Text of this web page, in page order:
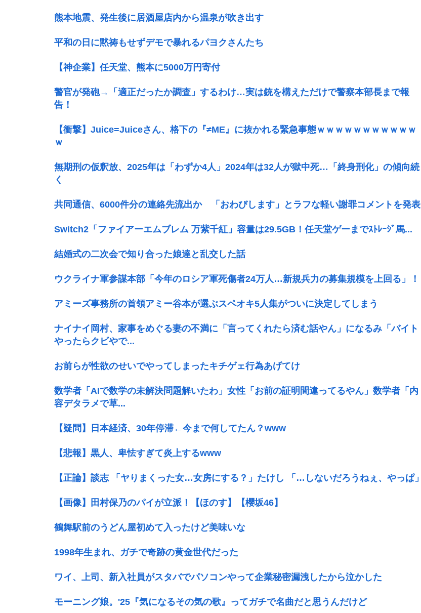
熊本地震、発生後に居酒屋店内から温泉が吹き出す
平和の日に黙祷もせずデモで暴れるパヨクさんたち
【神企業】任天堂、熊本に5000万円寄付
警官が発砲→「適正だったか調査」するわけ…実は銃を構えただけで警察本部長まで報
告！
【衝撃】Juice=Juiceさん、格下の『≠ME』に抜かれる緊急事態ｗｗｗｗｗｗｗｗｗｗｗ
ｗ
無期刑の仮釈放、2025年は「わずか4人」2024年は32人が獄中死…「終身刑化」の傾向続
く
共同通信、6000件分の連絡先流出か 「おわびします」とラフな軽い謝罪コメントを発表
Switch2「ファイアーエムブレム 万紫千紅」容量は29.5GB！任天堂ゲーまでｽﾄﾚｰｼﾞ馬...
結婚式の二次会で知り合った娘達と乱交した話
ウクライナ軍参謀本部「今年のロシア軍死傷者24万人…新規兵力の募集規模を上回る」！
アミーズ事務所の首領アミー谷本が選ぶスペオキ5人集がついに決定してしまう
ナイナイ岡村、家事をめぐる妻の不満に「言ってくれたら済む話やん」になるみ「バイト
やったらクビやで...
お前らが性欲のせいでやってしまったキチゲェ行為あげてけ
数学者「AIで数学の未解決問題解いたわ」女性「お前の証明間違ってるやん」数学者「内
容デタラメで草...
【疑問】日本経済、30年停滞←今まで何してたん？www
【悲報】黒人、卑怯すぎて炎上するwww
【正論】談志 「ヤりまくった女…女房にする？」たけし 「…しないだろうねぇ、やっぱ」
【画像】田村保乃のパイが立派！【ほのす】【櫻坂46】
鶴舞駅前のうどん屋初めて入ったけど美味いな
1998年生まれ、ガチで奇跡の黄金世代だった
ワイ、上司、新入社員がスタバでパソコンやって企業秘密漏洩したから泣かした
モーニング娘。'25『気になるその気の歌』ってガチで名曲だと思うんだけど